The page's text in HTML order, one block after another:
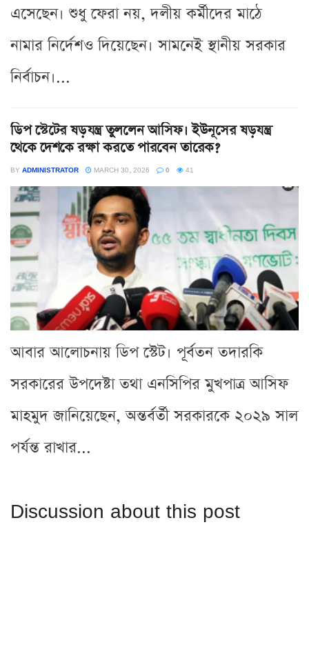
এসেছেন। শুধু ফেরা নয়, দলীয় কর্মীদের মাঠে
নামার নির্দেশও দিয়েছেন। সামনেই স্থানীয় সরকার
নির্বাচন।...
ডিপ স্টেটের ষড়যন্ত্র তুললেন আসিফ। ইউনূসের ষড়যন্ত্র
থেকে দেশকে রক্ষা করতে পারবেন তারেক?
BY ADMINISTRATOR MARCH 30, 2026 0 41
আবার আলোচনায় ডিপ স্টেট। পূর্বতন তদারকি
সরকারের উপদেষ্টা তথা এনসিপির মুখপাত্র আসিফ
মাহমুদ জানিয়েছেন, অন্তর্বর্তী সরকারকে ২০২৯ সাল
পর্যন্ত রাখার...
Discussion about this post